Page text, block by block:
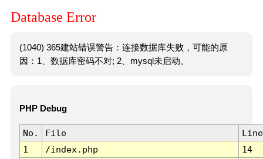
Database Error
(1040) 365建站错误警告：连接数据库失败，可能的原
因：1、数据库密码不对; 2、mysql未启动。
PHP Debug
No. File
Line
1
/index.php 14